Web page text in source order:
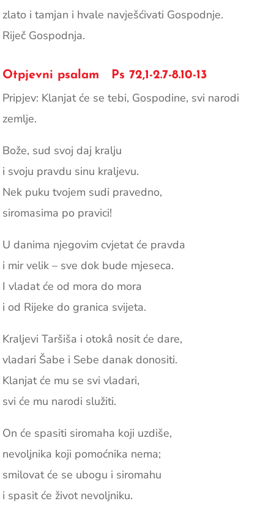
zlato i tamjan i hvale navješćivati Gospodnje.
Riječ Gospodnja.
Otpjevni psalam Ps 72,1-2.7-8.10-13
Pripjev: Klanjat će se tebi, Gospodine, svi narodi
zemlje.
Bože, sud svoj daj kralju
i svoju pravdu sinu kraljevu.
Nek puku tvojem sudi pravedno,
siromasima po pravici!
U danima njegovim cvjetat će pravda
i mir velik – sve dok bude mjeseca.
I vladat će od mora do mora
i od Rijeke do granica svijeta.
Kraljevi Taršiša i otokâ nosit će dare,
vladari Šabe i Sebe danak donositi.
Klanjat će mu se svi vladari,
svi će mu narodi služiti.
On će spasiti siromaha koji uzdiše,
nevoljnika koji pomoćnika nema;
smilovat će se ubogu i siromahu
i spasit će život nevoljniku.